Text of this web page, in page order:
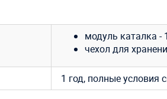
модуль каталка -
чехол для
1 год, полные условия